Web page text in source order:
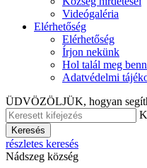
Videógaléria
Elérhetőség
Elérhetőség
Írjon nekünk
Hol talál meg
Adatvédelmi
ÜDVÖZÖLJÜK, hogyan
Keresés
részletes keresés
Nádszeg község